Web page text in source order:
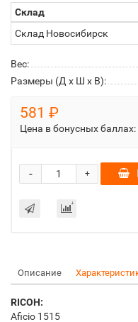
Склад
Склад Новосибирск
Вес:
Размеры (Д x Ш x В):
581 ₽
Цена в бонусных баллах:
+
-
Описание
RICOH:
Aficio 1515